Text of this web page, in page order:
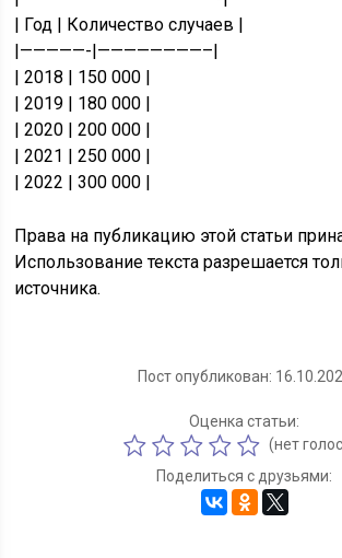
| Год | Количество случаев |
|—————-|————————–|
| 2018 | 150 000 |
| 2019 | 180 000 |
| 2020 | 200 000 |
| 2021 | 250 000 |
| 2022 | 300 000 |
Права на публикацию этой статьи
Использование текста разрешается
источника.
Пост опубликован:
Оценка статьи:
(нет
Поделиться с друзьями: